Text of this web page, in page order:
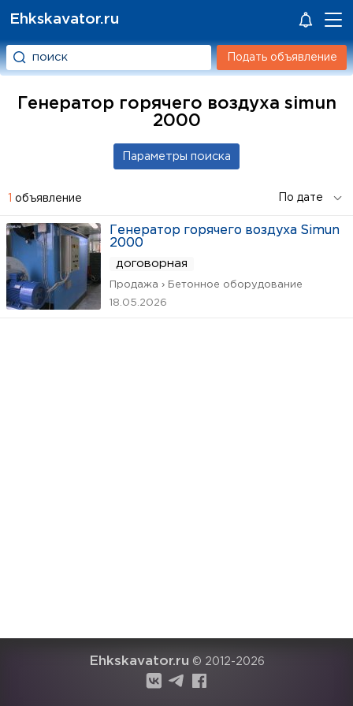
Ehkskavator.ru
Подать объявление
Генератор горячего воздуха simun
2000
1 объявление
Генератор горячего воздуха Simun
2000
договорная
Продажа › Бетонное оборудование
18.05.2026
Ehkskavator.ru © 2012-2026